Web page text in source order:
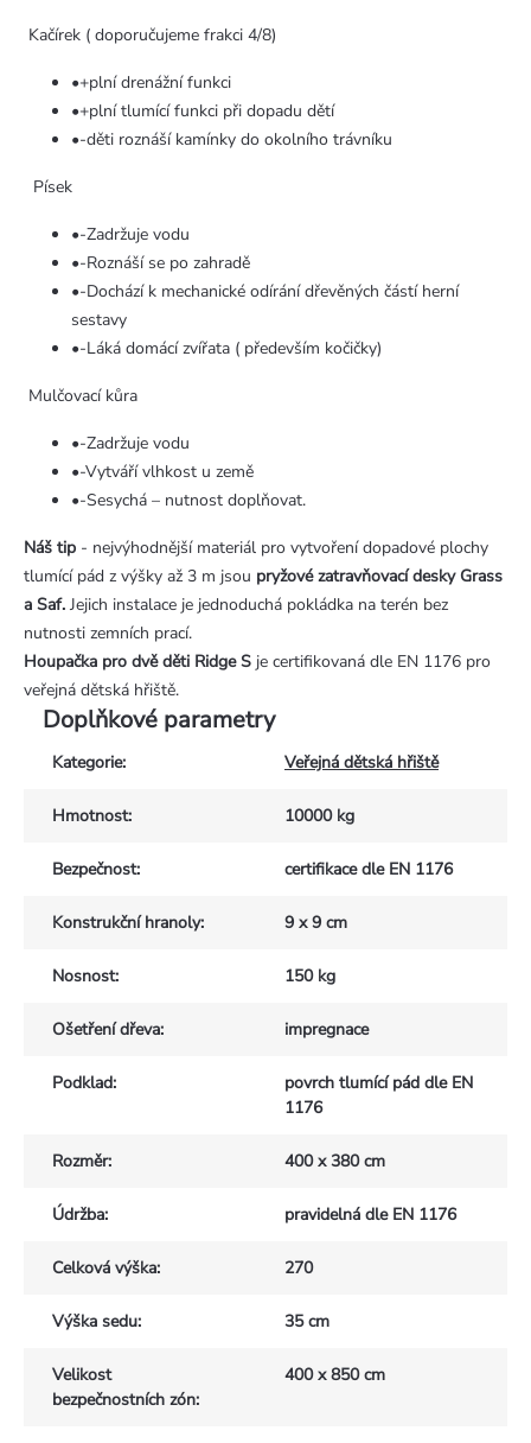
Kačírek ( doporučujeme frakci 4/8)
•+plní drenážní funkci
•+plní tlumící funkci při dopadu dětí
•-děti roznáší kamínky do okolního trávníku
Písek
•-Zadržuje vodu
•-Roznáší se po zahradě
•-Dochází k mechanické odírání dřevěných částí herní
sestavy
•-Láká domácí zvířata ( především kočičky)
Mulčovací kůra
•-Zadržuje vodu
•-Vytváří vlhkost u země
•-Sesychá – nutnost doplňovat.
Náš tip - nejvýhodnější materiál pro vytvoření dopadové plochy
tlumící pád z výšky až 3 m jsou pryžové zatravňovací desky Grass
a Saf. Jejich instalace je jednoduchá pokládka na terén bez
nutnosti zemních prací.
Houpačka pro dvě děti Ridge S je certifikovaná dle EN 1176 pro
veřejná dětská hřiště.
Doplňkové parametry
Kategorie: Veřejná dětská hřiště
Hmotnost: 10000 kg
Bezpečnost: certifikace dle EN 1176
Konstrukční hranoly: 9 x 9 cm
Nosnost: 150 kg
Ošetření dřeva: impregnace
Podklad:
povrch tlumící pád dle EN
1176
Rozměr: 400 x 380 cm
Údržba: pravidelná dle EN 1176
Celková výška: 270
Výška sedu: 35 cm
Velikost
bezpečnostních zón:
400 x 850 cm